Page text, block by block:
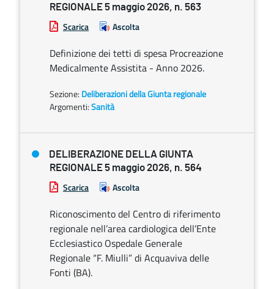
REGIONALE 5 maggio 2026, n. 563
Scarica Ascolta
Definizione dei tetti di spesa Procreazione
Medicalmente Assistita - Anno 2026.
Sezione: Deliberazioni della Giunta regionale
Argomenti:Sanità
DELIBERAZIONE DELLA GIUNTA
REGIONALE 5 maggio 2026, n. 564
Scarica Ascolta
Riconoscimento del Centro di riferimento
regionale nell’area cardiologica dell’Ente
Ecclesiastico Ospedale Generale
Regionale “F. Miulli” di Acquaviva delle
Fonti (BA).